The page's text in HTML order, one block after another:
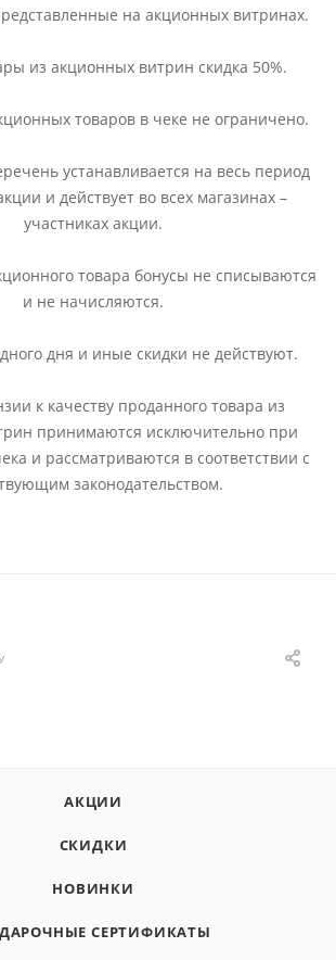
на акционных витринах.
из акционных витрин скидка 50%.
товаров в чеке не ограничено.
устанавливается на весь период
и действует во всех магазинах –
участниках акции.
товара бонусы не списываются
и не начисляются.
дня и иные скидки не действуют.
к качеству проданного товара из
принимаются исключительно при
и рассматриваются в соответствии с
законодательством.
АКЦИИ
СКИДКИ
НОВИНКИ
СЕРТИФИКАТЫ